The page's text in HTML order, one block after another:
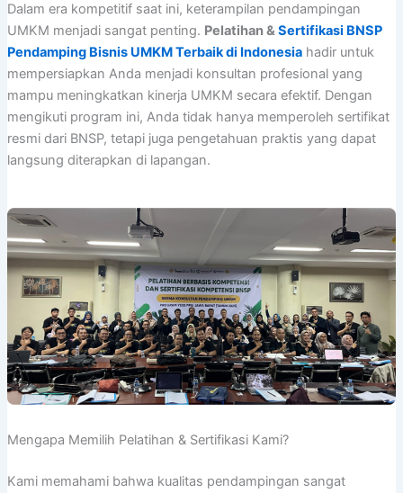
Dalam era kompetitif saat ini, keterampilan pendampingan
UMKM menjadi sangat penting. Pelatihan &Sertifikasi BNSP
Pendamping Bisnis UMKM Terbaik di Indonesiahadir untuk
mempersiapkan Anda menjadi konsultan profesional yang
mampu meningkatkan kinerja UMKM secara efektif. Dengan
mengikuti program ini, Anda tidak hanya memperoleh sertifikat
resmi dari BNSP, tetapi juga pengetahuan praktis yang dapat
langsung diterapkan di lapangan.
Mengapa Memilih Pelatihan & Sertifikasi Kami?
Kami memahami bahwa kualitas pendampingan sangat